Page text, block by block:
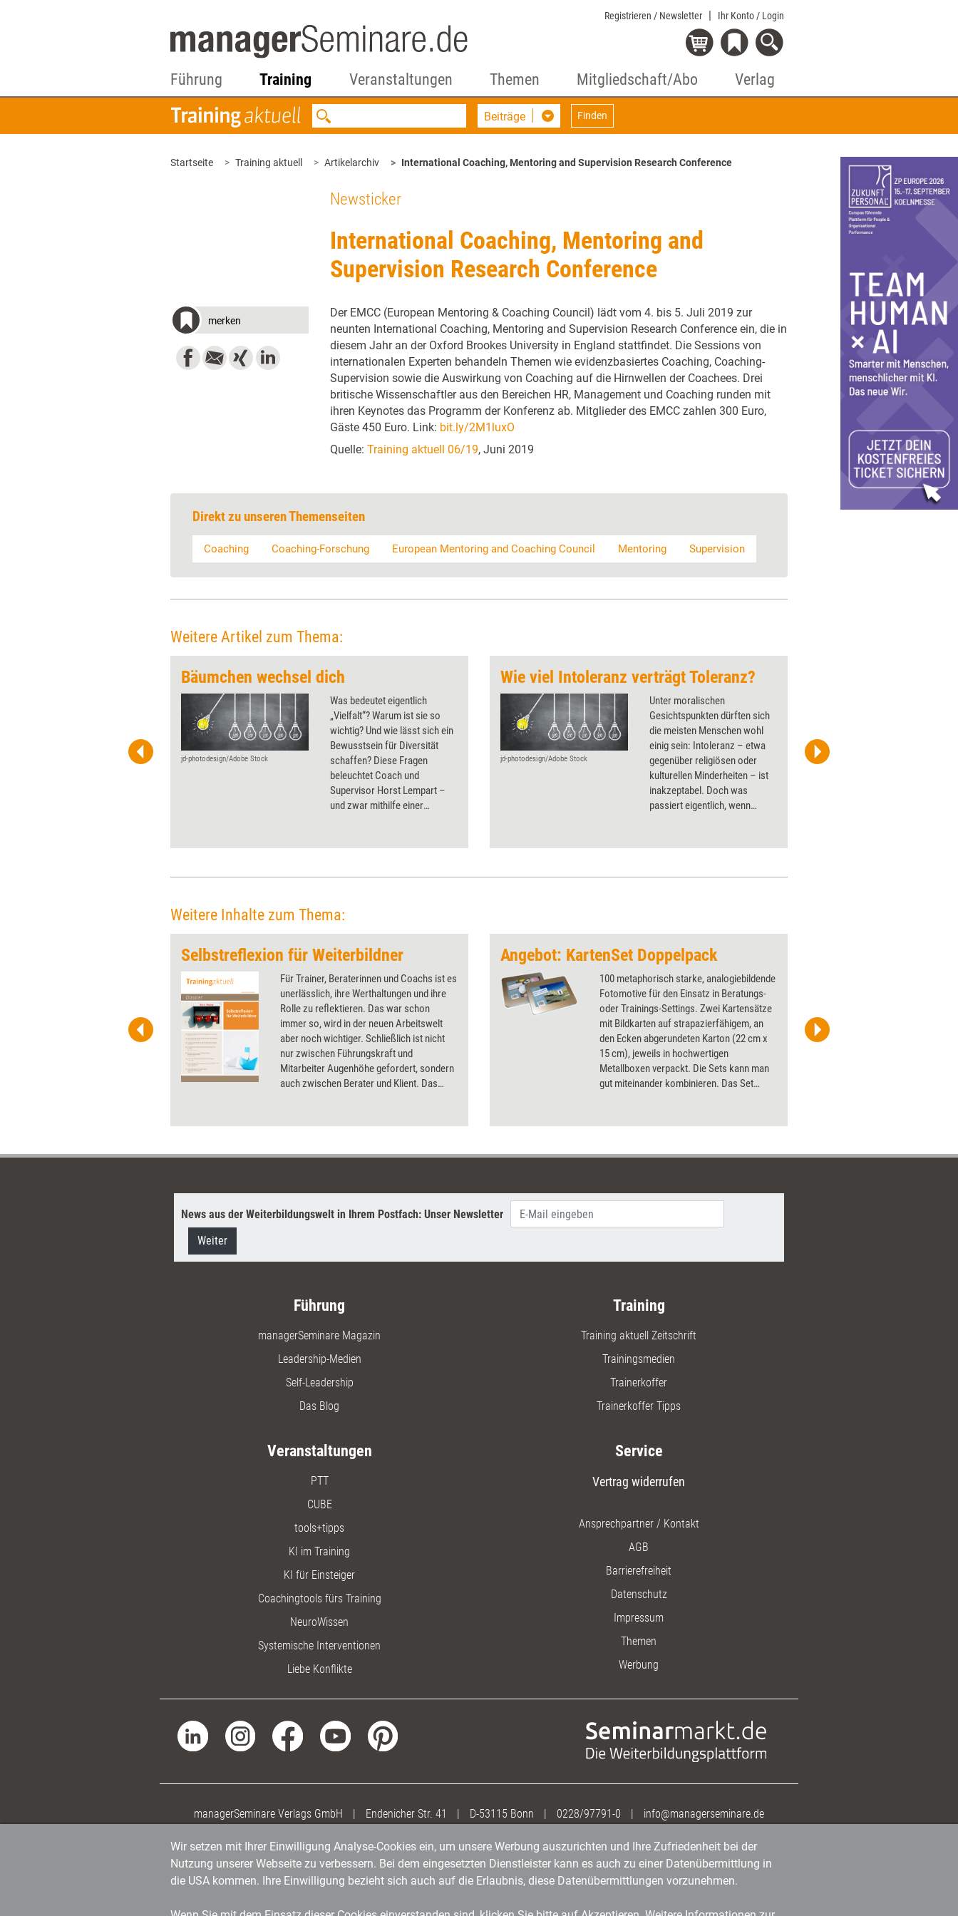
Registrieren / Newsletter Ihr Konto / Login
Führung Training Veranstaltungen Themen Mitgliedschaft/Abo Verlag
Beiträge Finden
Startseite Training aktuell Artikelarchiv International Coaching, Mentoring and Supervision Research Conference
Newsticker
International Coaching, Mentoring and
Supervision Research Conference
merken
Der EMCC (European Mentoring & Coaching Council) lädt vom 4. bis 5. Juli 2019 zur
neunten International Coaching, Mentoring and Supervision Research Conference ein, die in
diesem Jahr an der Oxford Brookes University in England stattfindet. Die Sessions von
internationalen Experten behandeln Themen wie evidenzbasiertes Coaching, Coaching-
Supervision sowie die Auswirkung von Coaching auf die Hirnwellen der Coachees. Drei
britische Wissenschaftler aus den Bereichen HR, Management und Coaching runden mit
ihren Keynotes das Programm der Konferenz ab. Mitglieder des EMCC zahlen 300 Euro,
Gäste 450 Euro. Link: bit.ly/2M1luxO
Quelle: Training aktuell 06/19, Juni 2019
Direkt zu unseren Themenseiten
Coaching Coaching-Forschung European Mentoring and Coaching Council Mentoring Supervision
Weitere Artikel zum Thema:
Bäumchen wechsel dich
jd-photodesign/Adobe Stock
Was bedeutet eigentlich
„Vielfalt“? Warum ist sie so
wichtig? Und wie lässt sich ein
Bewusstsein für Diversität
schaffen? Diese Fragen
beleuchtet Coach und
Supervisor Horst Lempart –
und zwar mithilfe einer
Wie viel Intoleranz verträgt Toleranz?
jd-photodesign/Adobe Stock
Unter moralischen
Gesichtspunkten dürften sich
die meisten Menschen wohl
einig sein: Intoleranz – etwa
gegenüber religiösen oder
kulturellen Minderheiten – ist
inakzeptabel. Doch was
passiert eigentlich, wenn
beleuchtet Coach und
seinem diesmaligen
jd-photodesign/Adobe Stock
Weitere Inhalte zum Thema:
Selbstreflexion für Weiterbildner
Für Trainer, Beraterinnen und Coachs ist es
unerlässlich, ihre Werthaltungen und ihre
Rolle zu reflektieren. Das war schon
immer so, wird in der neuen Arbeitswelt
aber noch wichtiger. Schließlich ist nicht
nur zwischen Führungskraft und
Mitarbeiter Augenhöhe gefordert, sondern
auch zwischen Berater und Klient. Das
Anregungen zur Selbstreflexion.
Angebot: KartenSet Doppelpack
100 metaphorisch starke, analogiebildende
Fotomotive für den Einsatz in Beratungs-
oder Trainings-Settings. Zwei Kartensätze
mit Bildkarten auf strapazierfähigem, an
den Ecken abgerundeten Karton (22 cm x
15 cm), jeweils in hochwertigen
Metallboxen verpackt. Die Sets kann man
gut miteinander kombinieren. Das Set
erhalten Sie zum günstigen Kombipreis von
Einzelbezug 10 Euro.
News aus der Weiterbildungswelt in Ihrem Postfach: Unser Newsletter
Weiter
Führung
managerSeminare Magazin
Leadership-Medien
Self-Leadership
Das Blog
Training
Training aktuell Zeitschrift
Trainingsmedien
Trainerkoffer
Trainerkoffer Tipps
Veranstaltungen
PTT
CUBE
tools+tipps
KI im Training
KI für Einsteiger
Coachingtools fürs Training
NeuroWissen
Systemische Interventionen
Liebe Konflikte
Service
Vertrag widerrufen
Ansprechpartner / Kontakt
AGB
Barrierefreiheit
Datenschutz
Impressum
Themen
Werbung
managerSeminare Verlags GmbH | Endenicher Str. 41 | D-53115 Bonn | 0228/97791-0 | info@managerseminare.de
Wir setzen mit Ihrer Einwilligung Analyse-Cookies ein, um unsere Werbung auszurichten und Ihre Zufriedenheit bei der
Nutzung unserer Webseite zu verbessern. Bei dem eingesetzten Dienstleister kann es auch zu einer Datenübermittlung in
die USA kommen. Ihre Einwilligung bezieht sich auch auf die Erlaubnis, diese Datenübermittlungen vorzunehmen.